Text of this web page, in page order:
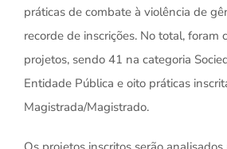
práticas de combate à violência de
recorde de inscrições. No total, foram
projetos, sendo 41 na categoria
Entidade Pública e oito práticas
Magistrada/Magistrado.